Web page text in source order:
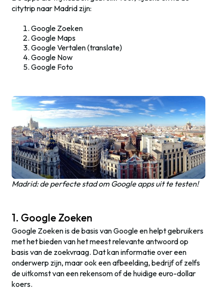
citytrip naar Madrid zijn:
Google Zoeken
Google Maps
Google Vertalen (translate)
Google Now
Google Foto
Madrid: de perfecte stad om Google apps uit te testen!
1. Google Zoeken
Google Zoeken is de basis van Google en helpt gebruikers
met het bieden van het meest relevante antwoord op
basis van de zoekvraag. Dat kan informatie over een
onderwerp zijn, maar ook een afbeelding, bedrijf of zelfs
de uitkomst van een rekensom of de huidige euro-dollar
koers.